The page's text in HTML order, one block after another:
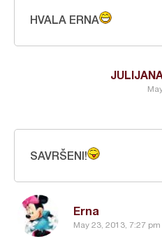
HVALA ERNA
Erna
May 23, 2013, 7:27 pm
SAVRŠENI!